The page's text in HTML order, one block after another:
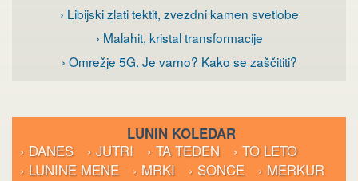
› Libijski zlati tektit, zvezdni kamen svetlobe
› Malahit, kristal transformacije
› Omrežje 5G. Je varno? Kako se zaščititi?
LUNIN KOLEDAR
› DANES
› JUTRI › TA TEDEN
› TO LETO
› LUNINE MENE
› MRKI › SONCE › MERKUR